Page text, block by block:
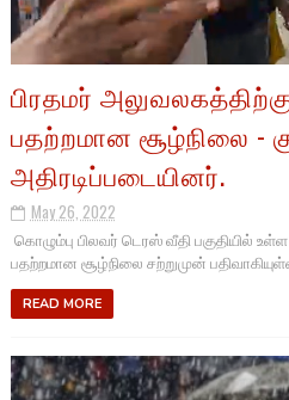
பிரதமர்
பதற்றமான சூழ்நிலை -
அதிரடிப்படையினர்.
May 26, 2022
கொழும்பு பிலவர் டெரஸ் வீதி பகுதியில்
பதற்றமான சூழ்நிலை சற்றுமுன்
READ MORE